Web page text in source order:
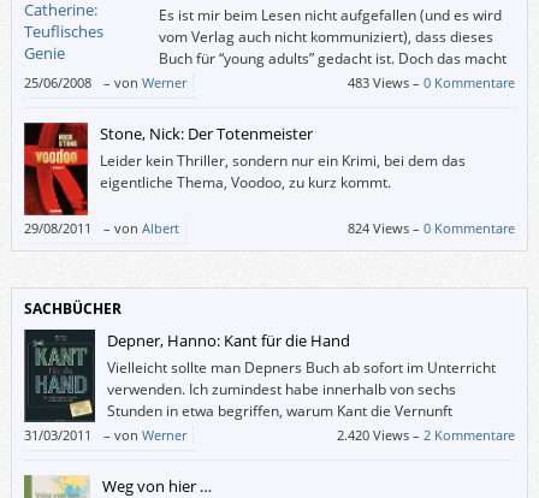
Es ist mir beim Lesen nicht aufgefallen (und es wird
vom Verlag auch nicht kommuniziert), dass dieses
Buch für “young adults” gedacht ist. Doch das macht
rein gar nichts: Auch wenn “Teuflisches Genie” die
Perspektive eines Jugendlichen einnimmt, ist es für Erwachsene gewiss
geeignet; für jung gebliebene auf alle Fälle.
25/06/2008 – von Werner 483 Views –0 Kommentare
Stone, Nick: Der Totenmeister
Leider kein Thriller, sondern nur ein Krimi, bei dem das
eigentliche Thema, Voodoo, zu kurz kommt.
29/08/2011 – von Albert 824 Views –0 Kommentare
SACHBÜCHER
Depner, Hanno: Kant für die Hand
Vielleicht sollte man Depners Buch ab sofort im Unterricht
verwenden. Ich zumindest habe innerhalb von sechs
Stunden in etwa begriffen, warum Kant die Vernunft
„kritisiert“ hat und was dabei herausgekommen ist.
31/03/2011 – von Werner 2.420 Views – 2 Kommentare
Weg von hier …